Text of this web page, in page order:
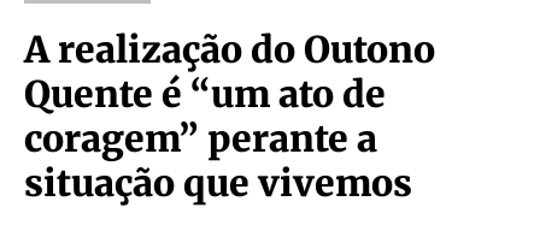
A realização do Outono
Quente é “um ato de
coragem” perante a
situação que vivemos